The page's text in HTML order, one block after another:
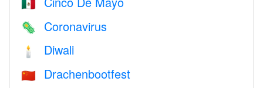
🇲🇽
🦠 Coronavirus
🕯 Diwali
🇨🇳 Drachenbootfest